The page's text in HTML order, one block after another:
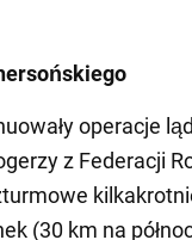
operacje
z Federacji
(30 km na